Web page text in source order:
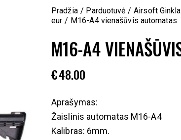
Pradžia Parduotuvė Airsoft
eur
M16-A4 vienašūvis automatas
M16-A4
€48.00
Aprašymas:
Žaislinis automatas M16-A4
Kalibras: 6mm.